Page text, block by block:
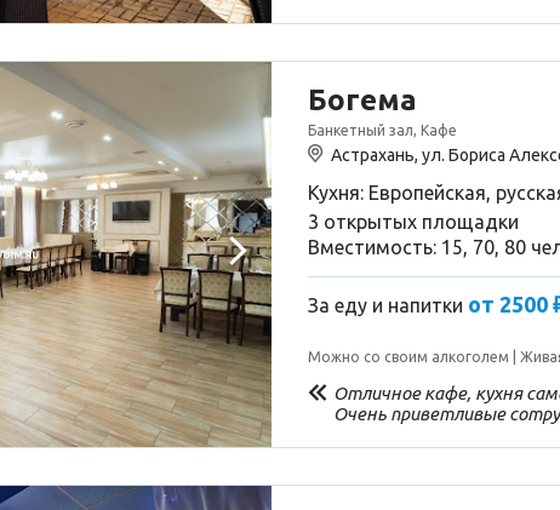
Богема
Банкетный зал, Кафе
Астрахань, ул. Бориса
Кухня: Европейская,
3 открытых площадки
Вместимость: 15, 70, 80
За еду и напитки от 2500
Можно со своим алкоголем
Отличное кафе, кухня
Очень приветливые
отличные официанты.